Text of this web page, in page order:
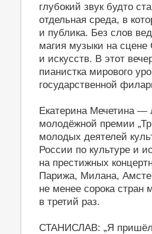
глубокий звук будто
отдельная среда, в
и публика. Без слов
магия музыки на сцене
и искусств. В этот
пианистка мирового
государственной
Екатерина Мечетина —
молодёжной премии
молодых деятелей
России по культуре и
на престижных
Парижа, Милана,
не менее сорока стран
в третий раз.
СТАНИСЛАВ: „Я